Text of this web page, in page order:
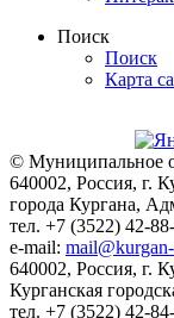
Поиск
Поиск
Карта
© Муниципальное
640002, Россия, г.
города Кургана,
тел. +7 (3522) 42-
e-mail:
640002, Россия, г.
Курганская
тел. +7 (3522) 42-